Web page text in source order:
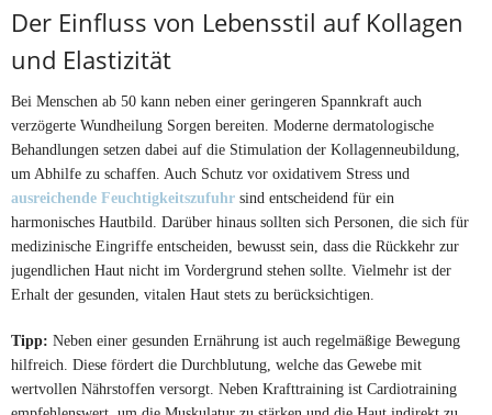
Der Einfluss von Lebensstil auf Kollagen
und Elastizität
Bei Menschen ab 50 kann neben einer geringeren Spannkraft auch
verzögerte Wundheilung Sorgen bereiten. Moderne dermatologische
Behandlungen setzen dabei auf die Stimulation der Kollagenneubildung,
um Abhilfe zu schaffen. Auch Schutz vor oxidativem Stress und
ausreichende Feuchtigkeitszufuhr sind entscheidend für ein
harmonisches Hautbild. Darüber hinaus sollten sich Personen, die sich für
medizinische Eingriffe entscheiden, bewusst sein, dass die Rückkehr zur
jugendlichen Haut nicht im Vordergrund stehen sollte. Vielmehr ist der
Erhalt der gesunden, vitalen Haut stets zu berücksichtigen.
Tipp: Neben einer gesunden Ernährung ist auch regelmäßige Bewegung
hilfreich. Diese fördert die Durchblutung, welche das Gewebe mit
wertvollen Nährstoffen versorgt. Neben Krafttraining ist Cardiotraining